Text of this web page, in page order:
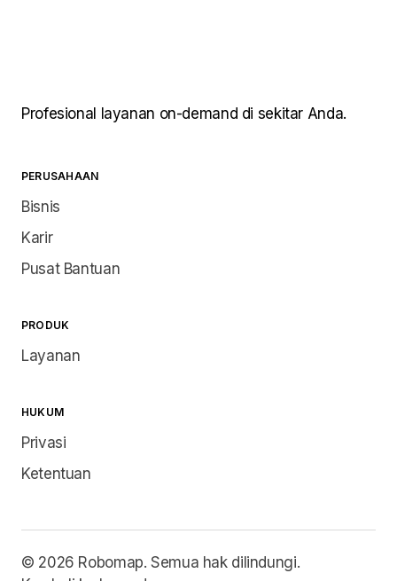
Profesional layanan on-demand di sekitar Anda.
PERUSAHAAN
Bisnis
Karir
Pusat Bantuan
PRODUK
Layanan
HUKUM
Privasi
Ketentuan
© 2026 Robomap. Semua hak dilindungi.